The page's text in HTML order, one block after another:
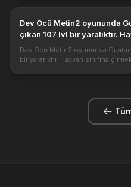
Dev Öcü Metin2 oyununda Guatama Uçurumu haritasında
çıkan 107 lvl bir yaratıktır.
Takım ha...
Dev Öcü Metin2 oyununda
bir yaratıktır. Hayvan sınıfına